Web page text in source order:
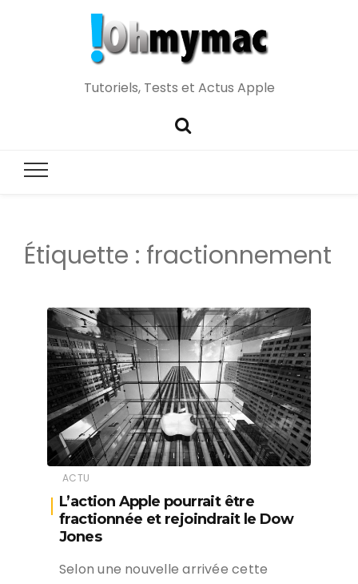
Tutoriels, Tests et Actus Apple
Étiquette : fractionnement
ACTU
L’action Apple pourrait être
fractionnée et rejoindrait le Dow
Jones
Selon une nouvelle arrivée cette